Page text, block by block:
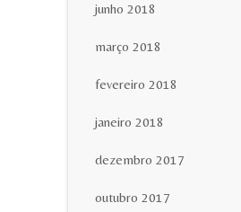
junho 2018
março 2018
fevereiro 2018
janeiro 2018
dezembro 2017
outubro 2017